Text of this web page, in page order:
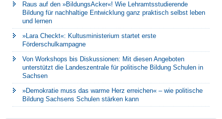
Raus auf den »BildungsAcker«! Wie Lehramtsstudierende
Bildung für nachhaltige Entwicklung ganz praktisch selbst leben
und lernen
»Lara Checkt«: Kultusministerium startet erste
Förderschulkampagne
Von Workshops bis Diskussionen: Mit diesen Angeboten
unterstützt die Landeszentrale für politische Bildung Schulen in
Sachsen
»Demokratie muss das warme Herz erreichen« – wie politische
Bildung Sachsens Schulen stärken kann